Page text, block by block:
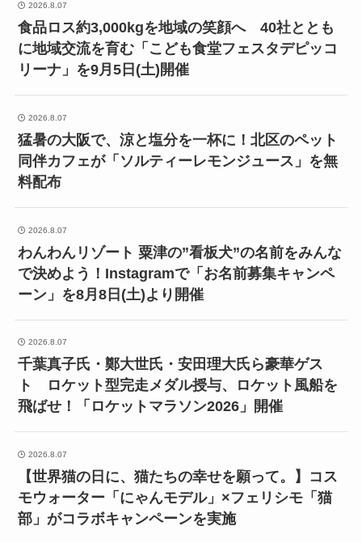
2026.8.07
食品ロス約3,000kgを地域の笑顔へ 40社ととも
に地域交流を育む「こども食堂フェスタデピッコ
リーナ」を9月5日(土)開催
2026.8.07
猛暑の大阪で、涼と塩分を一杯に！北区のペット
同伴カフェが「ソルティーレモンジュース」を無
料配布
2026.8.07
わんわんリゾート 粟津の”看板犬”の名前をみんな
で決めよう！Instagramで「お名前募集キャンペ
ーン」を8月8日(土)より開催
2026.8.07
千葉真子氏・鄭大世氏・安田理大氏ら豪華ゲス
ト ロケット型完走メダル授与、ロケット風船を
飛ばせ！「ロケットマラソン2026」開催
2026.8.07
【世界猫の日に、猫たちの幸せを願って。】コス
モウォーター「にゃんモデル」×フェリシモ「猫
部」がコラボキャンペーンを実施